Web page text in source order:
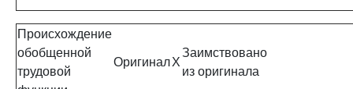
Происхождение
обобщенной
трудовой
ОригиналX
Заимствовано
из оригинала